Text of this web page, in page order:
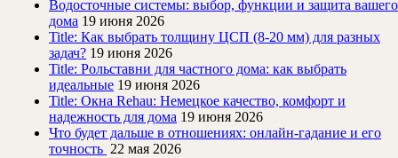
Водосточные системы: выбор, функции и защита вашего
дома 19 июня 2026
Title: Как выбрать толщину ЦСП (8-20 мм) для разных
задач? 19 июня 2026
Title: Рольставни для частного дома: как выбрать
идеальные 19 июня 2026
Title: Окна Rehau: Немецкое качество, комфорт и
надежность для дома 19 июня 2026
Что будет дальше в отношениях: онлайн-гадание и его
точность 22 мая 2026